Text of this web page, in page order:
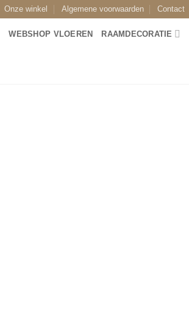
Onze winkel Algemene voorwaarden Contact
WEBSHOP VLOEREN RAAMDECORATIE